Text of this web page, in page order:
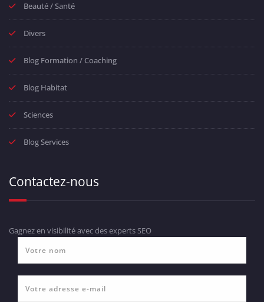
Beauté / Santé
Divers
Blog Formation / Coaching
Blog Habitat
Sciences
Blog Services
Contactez-nous
Gagnez en visibilité avec des experts SEO